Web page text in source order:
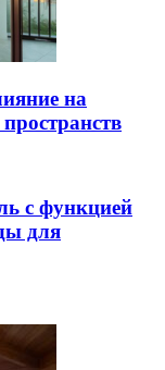
на
с функцией
для